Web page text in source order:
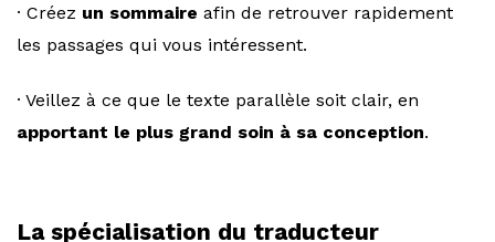
· Créez un sommaire afin de retrouver rapidement
les passages qui vous intéressent.
· Veillez à ce que le texte parallèle soit clair, en
apportant le plus grand soin à sa conception.
La spécialisation du traducteur